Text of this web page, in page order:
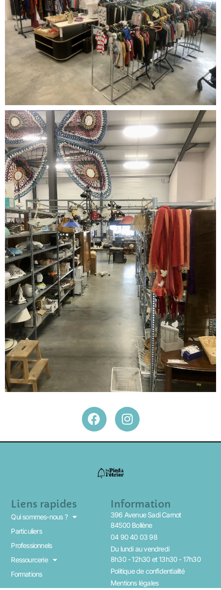
Liens rapides
Qui sommes-nous ?
Particuliers
Professionnels
Ressourcerie
Formations
Information
396 Avenue Sadi Carnot
84500 Bollène
04 90 40 03 98
Du lundi au vendredi
8h30 - 12h30 et 13h30 - 17h30
Politique de confidentialité
Mentions légales